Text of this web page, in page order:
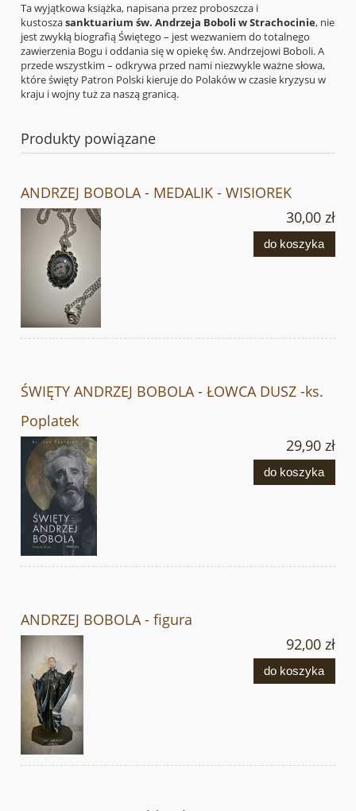
Ta wyjątkowa książka, napisana przez proboszcza i
kustoszasanktuarium św. Andrzeja Boboli w Strachocinie, nie
jest zwykłą biografią Świętego – jest wezwaniem do totalnego
zawierzenia Bogu i oddania się w opiekę św. Andrzejowi Boboli. A
przede wszystkim – odkrywa przed nami niezwykle ważne słowa,
które święty Patron Polski kieruje do Polaków w czasie kryzysu w
kraju i wojny tuż za naszą granicą.
Produkty powiązane
ANDRZEJ BOBOLA - MEDALIK - WISIOREK
30,00 zł
do koszyka
ŚWIĘTY ANDRZEJ BOBOLA - ŁOWCA DUSZ -ks.
Poplatek
29,90 zł
do koszyka
ANDRZEJ BOBOLA - figura
92,00 zł
do koszyka